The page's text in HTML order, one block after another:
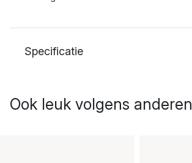
Specificatie
Ook leuk volgens anderen